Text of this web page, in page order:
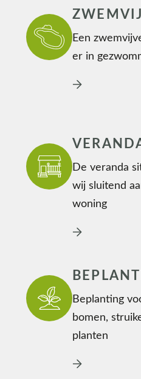
Een
er in
De veranda
wij sluitend
woning
Beplanting
bomen,
planten